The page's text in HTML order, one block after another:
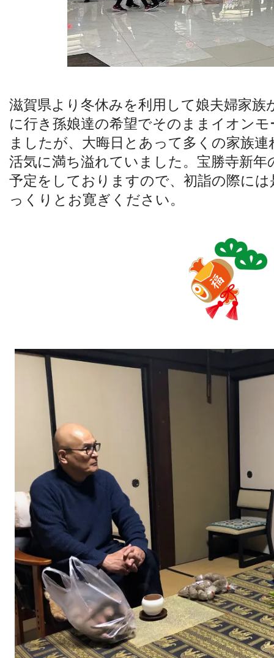
滋賀県より冬休みを利用して娘夫婦家族
に行き孫娘達の希望でそのままイオン
ましたが、大晦日とあって多くの家族
活気に満ち溢れていました。宝勝寺新
予定をしておりますので、初詣の際に
っくりとお寛ぎください。